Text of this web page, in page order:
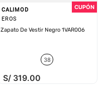
CALIMOD
EROS
Zapato De Vestir Negro 1VAR006
38
S/ 319.00